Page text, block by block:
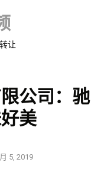
让
公司：驰
美
5, 2019